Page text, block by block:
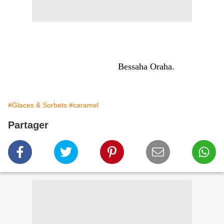
Bessaha Oraha.
#Glaces & Sorbets #caramel
Partager